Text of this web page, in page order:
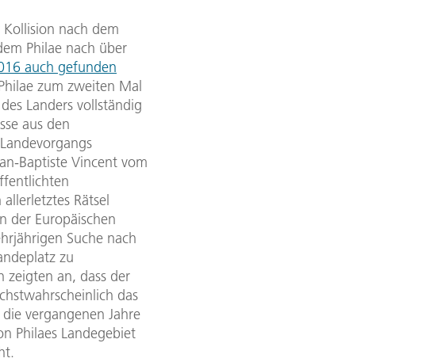
nach dem
Philae nach über
auch gefunden
zum zweiten Mal
Landers vollständig
aus den
Baptiste Vincent vom
Rätsel
der Europäischen
Suche nach
zu
zeigten an, dass der
das
vergangenen Jahre
Philaes Landegebiet